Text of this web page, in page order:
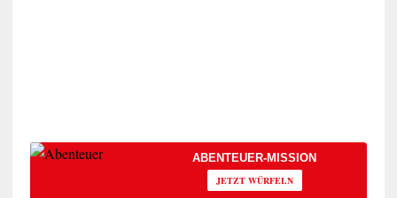
ABENTEUER-MISSION
JETZT WÜRFELN